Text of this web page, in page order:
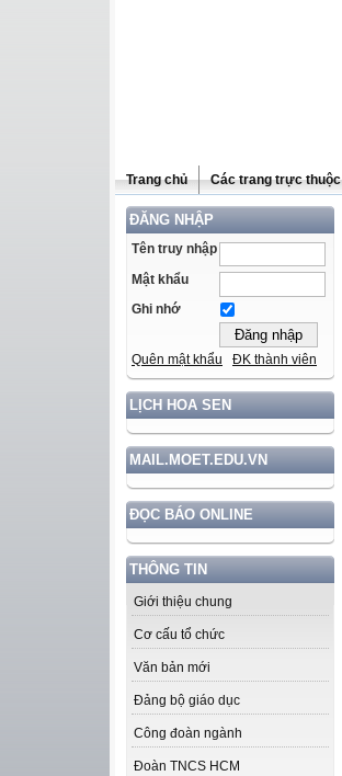
Trang chủ Các trang trực thuộc
ĐĂNG NHẬP
Tên truy nhập
Mật khẩu
Ghi nhớ
Quên mật khẩu ĐK thành viên
LỊCH HOA SEN
MAIL.MOET.EDU.VN
ĐỌC BÁO ONLINE
THÔNG TIN
Giới thiệu chung
Cơ cấu tổ chức
Văn bản mới
Đảng bộ giáo dục
Công đoàn ngành
Đoàn TNCS HCM